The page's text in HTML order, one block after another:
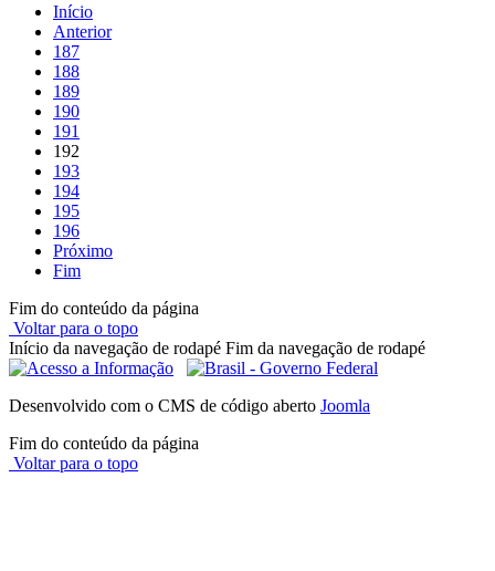
Início
Anterior
187
188
189
190
191
192
193
194
195
196
Próximo
Fim
Fim do conteúdo da página
Voltar para o topo
Início da navegação de rodapé Fim da navegação de rodapé
Desenvolvido com o CMS de código aberto Joomla
Fim do conteúdo da página
Voltar para o topo